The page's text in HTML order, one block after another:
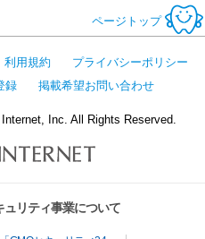
ページトップ
利用規約
プライバシーポリシー
録 掲載希望お問い合わせ
Inc. All Rights Reserved.
リティ事業について